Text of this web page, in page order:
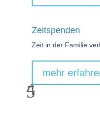
Zeitspenden
Zeit in der Familie
mehr